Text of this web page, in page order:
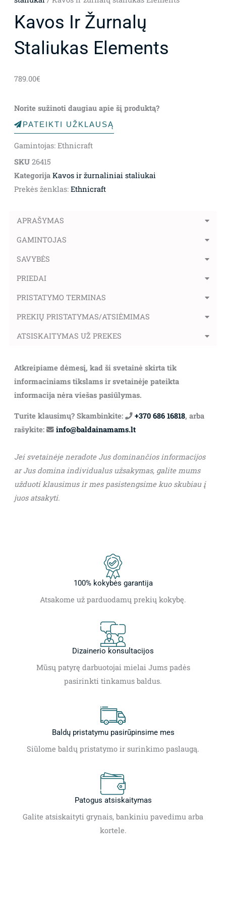
Kavos Ir Žurnalų
Staliukas Elements
789.00€
Norite sužinoti daugiau apie šį produktą?
PATEIKTI UŽKLAUSĄ
Gamintojas: Ethnicraft
SKU 26415
Kategorija Kavos ir žurnaliniai staliukai
Prekės ženklas: Ethnicraft
APRAŠYMAS
GAMINTOJAS
SAVYBĖS
PRIEDAI
PRISTATYMO TERMINAS
PREKIŲ PRISTATYMAS/ATSIĖMIMAS
ATSISKAITYMAS UŽ PREKES
Atkreipiame dėmesį, kad ši svetainė skirta tik
informaciniams tikslams ir svetainėje pateikta
informacija nėra viešas pasiūlymas.
Turite klausimų? Skambinkite: +370 686 16818, arba
rašykite:
info@baldainamams.lt
Jei svetainėje neradote Jus dominančios informacijos
ar Jus domina individualus užsakymas, galite mums
užduoti klausimus ir mes pasistengsime kuo skubiau į
juos atsakyti.
100% kokybės garantija
Atsakome už parduodamų prekių kokybę.
Dizainerio konsultacijos
Mūsų patyrę darbuotojai mielai Jums padės
pasirinkti tinkamus baldus.
Baldų pristatymu pasirūpinsime mes
Siūlome baldų pristatymo ir surinkimo paslaugą.
Patogus atsiskaitymas
Galite atsiskaityti grynais, bankiniu pavedimu arba
kortele.